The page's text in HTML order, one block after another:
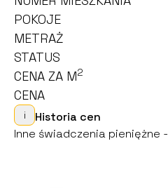
POKOJE
METRAŻ
STATUS
CENA ZA M2
CENA
i
Historia cen
Inne świadczenia pieniężne